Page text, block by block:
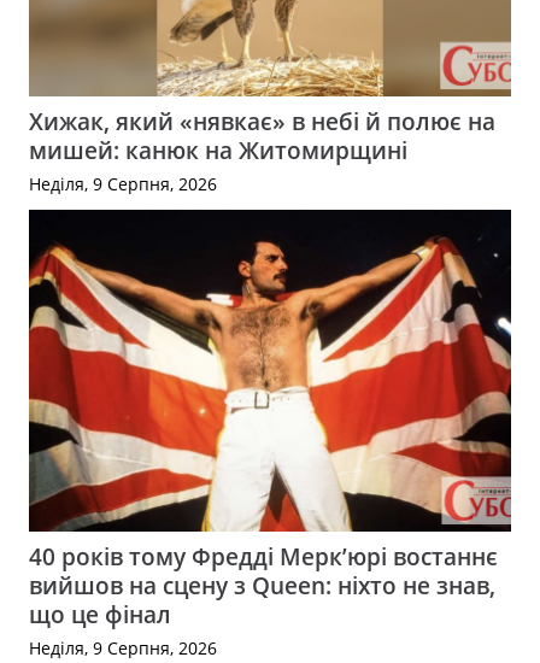
Хижак, який «нявкає» в небі й полює на
мишей: канюк на Житомирщині
Неділя, 9 Серпня, 2026
40 років тому Фредді Мерк’юрі востаннє
вийшов на сцену з Queen: ніхто не знав,
що це фінал
Неділя, 9 Серпня, 2026